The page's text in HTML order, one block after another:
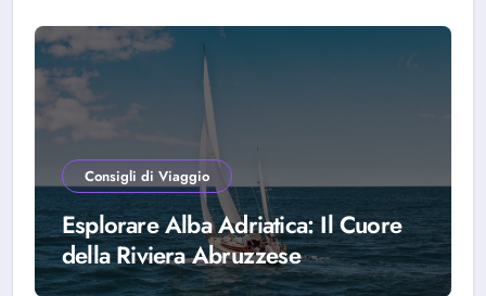
Consigli di Viaggio
Esplorare Alba Adriatica: Il Cuore
della Riviera Abruzzese